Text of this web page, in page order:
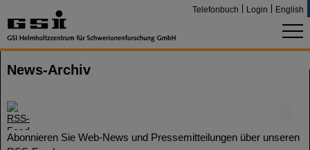
Telefonbuch Login English
News-Archiv
Abonnieren Sie Web-News und Pressemitteilungen über unseren